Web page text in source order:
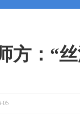
方：“
05